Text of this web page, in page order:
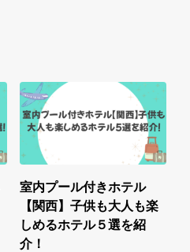
室内プール付きホテル
【関西】子供も大人も楽
しめるホテル５選を紹
介！